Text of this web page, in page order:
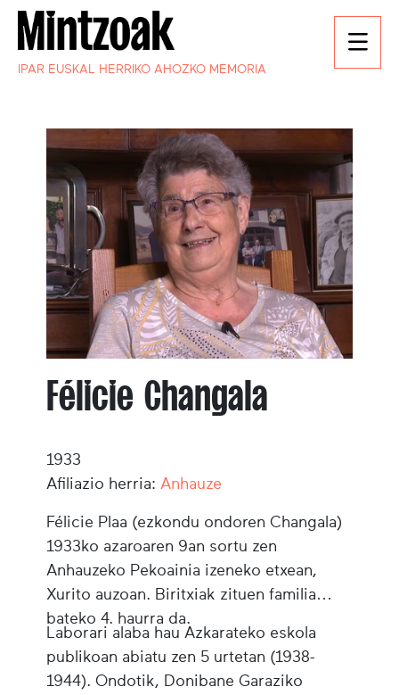
IPAR EUSKAL HERRIKO AHOZKO MEMORIA
Félicie Changala
1933
Afiliazio herria: Anhauze
Félicie Plaa (ezkondu ondoren Changala)
1933ko azaroaren 9an sortu zen
Anhauzeko Pekoainia izeneko etxean,
Xurito auzoan. Biritxiak zituen familia
bateko 4. haurra da.
Laborari alaba hau Azkarateko eskola
publikoan abiatu zen 5 urtetan (1938-
1944). Ondotik, Donibane Garaziko